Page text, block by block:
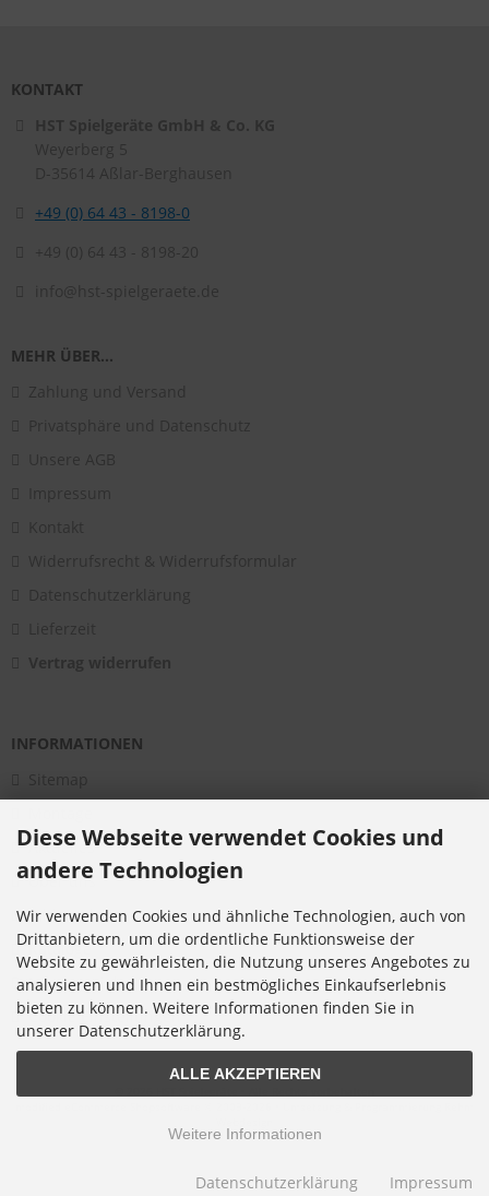
KONTAKT
HST Spielgeräte GmbH & Co. KG
Weyerberg 5
D-35614 Aßlar-Berghausen
+49 (0) 64 43 - 8198-0
+49 (0) 64 43 - 8198-20
info@hst-spielgeraete.de
MEHR ÜBER...
Zahlung und Versand
Privatsphäre und Datenschutz
Unsere AGB
Impressum
Kontakt
Widerrufsrecht & Widerrufsformular
Datenschutzerklärung
Lieferzeit
Vertrag widerrufen
INFORMATIONEN
Sitemap
Aktuelles
Über uns
Bildergalerie
Kataloge
Infomaterial
Cookie Einstellungen
Diese Webseite verwendet Cookies und
andere Technologien
Wir verwenden Cookies und ähnliche Technologien, auch von
Drittanbietern, um die ordentliche Funktionsweise der
Website zu gewährleisten, die Nutzung unseres Angebotes zu
analysieren und Ihnen ein bestmögliches Einkaufserlebnis
bieten zu können. Weitere Informationen finden Sie in
unserer Datenschutzerklärung.
ALLE AKZEPTIEREN
Weitere Informationen
Datenschutzerklärung Impressum